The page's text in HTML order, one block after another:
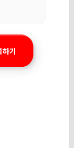
기